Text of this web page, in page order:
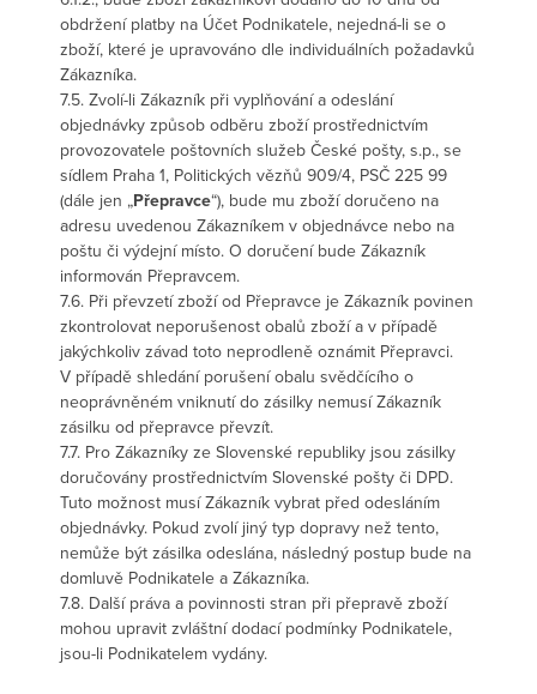
obdržení platby na Účet Podnikatele, nejedná-li se o
zboží, které je upravováno dle individuálních požadavků
Zákazníka.
7.5. Zvolí-li Zákazník při vyplňování a odeslání
objednávky způsob odběru zboží prostřednictvím
provozovatele poštovních služeb České pošty, s.p., se
sídlem Praha 1, Politických vězňů 909/4, PSČ 225 99
(dále jen „Přepravce“), bude mu zboží doručeno na
adresu uvedenou Zákazníkem v objednávce nebo na
poštu či výdejní místo. O doručení bude Zákazník
informován Přepravcem.
7.6. Při převzetí zboží od Přepravce je Zákazník povinen
zkontrolovat neporušenost obalů zboží a v případě
jakýchkoliv závad toto neprodleně oznámit Přepravci.
V případě shledání porušení obalu svědčícího o
neoprávněném vniknutí do zásilky nemusí Zákazník
zásilku od přepravce převzít.
7.7. Pro Zákazníky ze Slovenské republiky jsou zásilky
doručovány prostřednictvím Slovenské pošty či DPD.
Tuto možnost musí Zákazník vybrat před odesláním
objednávky. Pokud zvolí jiný typ dopravy než tento,
nemůže být zásilka odeslána, následný postup bude na
domluvě Podnikatele a Zákazníka.
7.8. Další práva a povinnosti stran při přepravě zboží
mohou upravit zvláštní dodací podmínky Podnikatele,
jsou-li Podnikatelem vydány.